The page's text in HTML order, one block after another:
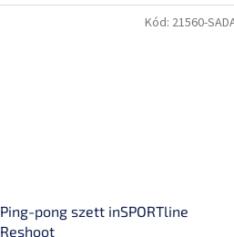
Ping-pong szett inSPORTline
Reshoot
Kód: 21560-